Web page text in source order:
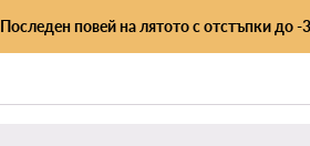
Последен повей на лятото с отстъпки до